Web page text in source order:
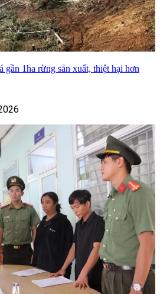
1ha rừng sản xuất, thiệt hại hơn